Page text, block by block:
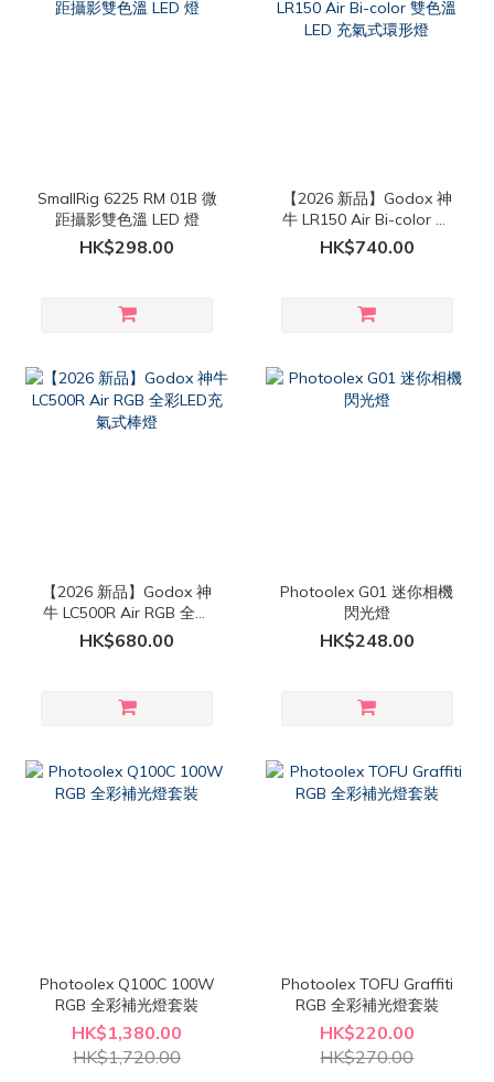
SmallRig 6225 RM 01B 微
距攝影雙色溫 LED 燈
HK$298.00
【2026 新品】Godox 神
牛 LR150 Air Bi-color 雙
色溫 LED 充氣式環形燈
HK$740.00
【2026 新品】Godox 神
牛 LC500R Air RGB 全彩
LED充氣式棒燈
HK$680.00
Photoolex G01 迷你相機
閃光燈
HK$248.00
Photoolex Q100C 100W
RGB 全彩補光燈套裝
HK$1,380.00
HK$1,720.00
Photoolex TOFU Graffiti
RGB 全彩補光燈套裝
HK$220.00
HK$270.00